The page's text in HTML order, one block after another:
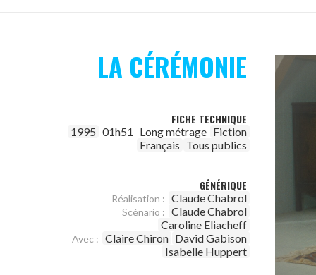
LA CÉRÉMONIE
FICHE TECHNIQUE
1995 01h51 Long métrage Fiction
Français Tous publics
GÉNÉRIQUE
Réalisation : Claude Chabrol
Scénario : Claude Chabrol
Caroline Eliacheff
Avec : Claire Chiron David Gabison
Isabelle Huppert